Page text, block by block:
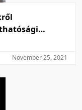
November 25, 2021